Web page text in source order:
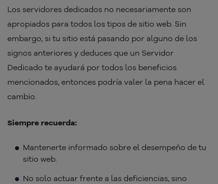
Los servidores dedicados no necesariamente son
apropiados para todos los tipos de sitio web. Sin
embargo, si tu sitio está pasando por alguno de los
signos anteriores y deduces que un Servidor
Dedicado te ayudará por todos los beneficios
mencionados, entonces podría valer la pena hacer el
cambio.
Siempre recuerda:
Mantenerte informado sobre el desempeño de tu
sitio web.
No solo actuar frente a las deficiencias, sino